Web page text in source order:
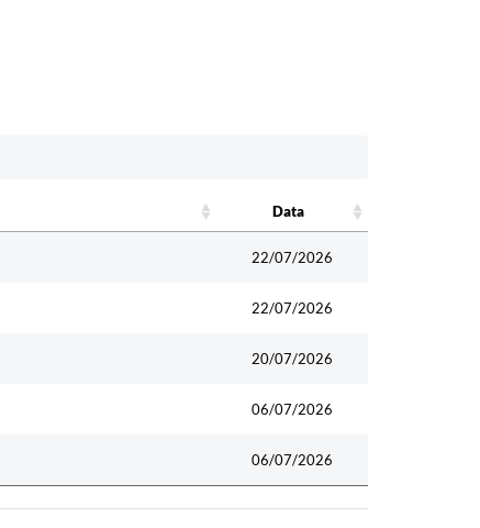
Data
22/07/2026
22/07/2026
20/07/2026
06/07/2026
06/07/2026